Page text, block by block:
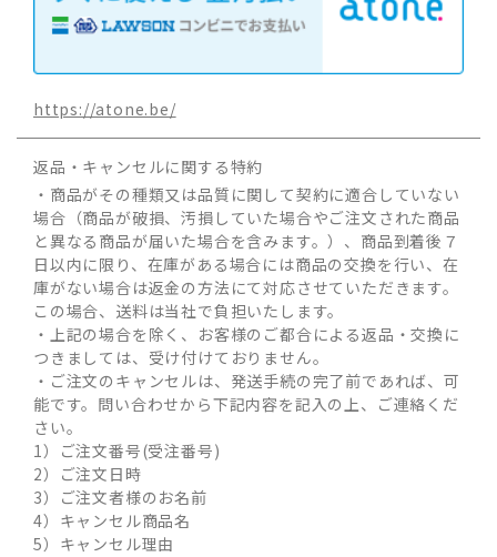
https://atone.be/
返品・キャンセルに関する特約
・商品がその種類又は品質に関して契約に適合していない
場合（商品が破損、汚損していた場合やご注文された商品
と異なる商品が届いた場合を含みます。）、商品到着後７
日以内に限り、在庫がある場合には商品の交換を行い、在
庫がない場合は返金の方法にて対応させていただきます。
この場合、送料は当社で負担いたします。
・上記の場合を除く、お客様のご都合による返品・交換に
つきましては、受け付けておりません。
・ご注文のキャンセルは、発送手続の完了前であれば、可
能です。問い合わせから下記内容を記入の上、ご連絡くだ
さい。
1）ご注文番号(受注番号)
2）ご注文日時
3）ご注文者様のお名前
4）キャンセル商品名
5）キャンセル理由